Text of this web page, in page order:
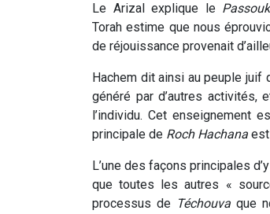
Le Arizal explique le Passouk
Torah estime que nous
de réjouissance provenait
Hachem dit ainsi au peuple juif
généré par d’autres activités,
l’individu. Cet enseignement
principale de Roch Hachana est
L’une des façons principales
que toutes les autres «
processus de Téchouva que